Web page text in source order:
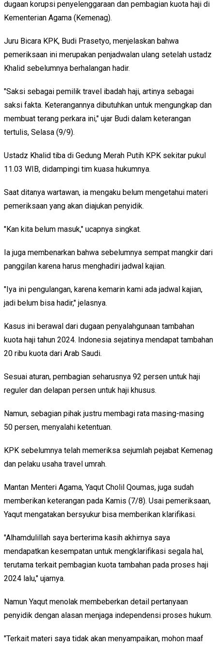
dugaan korupsi penyelenggaraan dan pembagian kuota haji di
Kementerian Agama (Kemenag).
Juru Bicara KPK, Budi Prasetyo, menjelaskan bahwa
pemeriksaan ini merupakan penjadwalan ulang setelah ustadz
Khalid sebelumnya berhalangan hadir.
"Saksi sebagai pemilik travel ibadah haji, artinya sebagai
saksi fakta. Keterangannya dibutuhkan untuk mengungkap dan
membuat terang perkara ini," ujar Budi dalam keterangan
tertulis, Selasa (9/9).
Ustadz Khalid tiba di Gedung Merah Putih KPK sekitar pukul
11.03 WIB, didampingi tim kuasa hukumnya.
Saat ditanya wartawan, ia mengaku belum mengetahui materi
pemeriksaan yang akan diajukan penyidik.
"Kan kita belum masuk," ucapnya singkat.
Ia juga membenarkan bahwa sebelumnya sempat mangkir dari
panggilan karena harus menghadiri jadwal kajian.
"Iya ini pengulangan, karena kemarin kami ada jadwal kajian,
jadi belum bisa hadir," jelasnya.
Kasus ini berawal dari dugaan penyalahgunaan tambahan
kuota haji tahun 2024. Indonesia sejatinya mendapat tambahan
20 ribu kuota dari Arab Saudi.
Sesuai aturan, pembagian seharusnya 92 persen untuk haji
reguler dan delapan persen untuk haji khusus.
Namun, sebagian pihak justru membagi rata masing-masing
50 persen, menyalahi ketentuan.
KPK sebelumnya telah memeriksa sejumlah pejabat Kemenag
dan pelaku usaha travel umrah.
Mantan Menteri Agama, Yaqut Cholil Qoumas, juga sudah
memberikan keterangan pada Kamis (7/8). Usai pemeriksaan,
Yaqut mengatakan bersyukur bisa memberikan klarifikasi.
"Alhamdulillah saya berterima kasih akhirnya saya
mendapatkan kesempatan untuk mengklarifikasi segala hal,
terutama terkait pembagian kuota tambahan pada proses haji
2024 lalu," ujarnya.
Namun Yaqut menolak membeberkan detail pertanyaan
penyidik dengan alasan menjaga independensi proses hukum.
"Terkait materi saya tidak akan menyampaikan, mohon maaf